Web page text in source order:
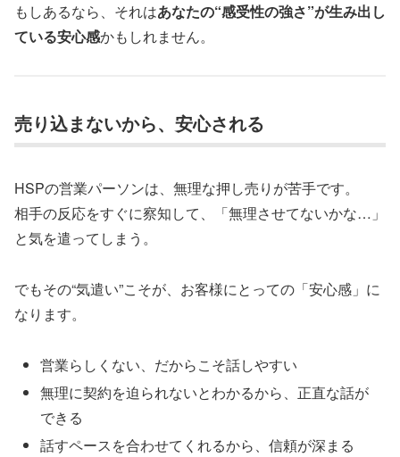
もしあるなら、それはあなたの“感受性の強さ”が生み出し
ている安心感かもしれません。
売り込まないから、安心される
HSPの営業パーソンは、無理な押し売りが苦手です。
相手の反応をすぐに察知して、「無理させてないかな…」
と気を遣ってしまう。
でもその“気遣い”こそが、お客様にとっての「安心感」に
なります。
営業らしくない、だからこそ話しやすい
無理に契約を迫られないとわかるから、正直な話が
できる
話すペースを合わせてくれるから、信頼が深まる